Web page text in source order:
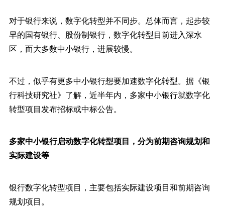
对于银行来说，数字化转型并不同步。总体而言，起步较
早的国有银行、股份制银行，数字化转型目前进入深水
区，而大多数中小银行，进展较慢。
不过，似乎有更多中小银行想要加速数字化转型。据《银
行科技研究社》了解，近半年内，多家中小银行就数字化
转型项目发布招标或中标公告。
多家中小银行启动数字化转型项目，分为前期咨询规划和
实际建设等
银行数字化转型项目，主要包括实际建设项目和前期咨询
规划项目。